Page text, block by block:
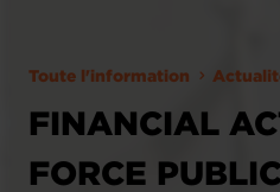
Toute l'information
FINANCIAL
FORCE PUBLIC